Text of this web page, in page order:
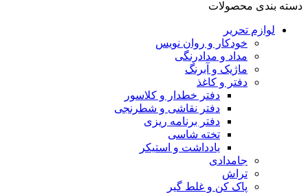
دسته بندی محصولات
لوازم تحریر
خودکار و روان نویس
مداد و مدادرنگی
ماژیک و آبرنگ
دفتر و کاغذ
دفتر خطدار و کلاسور
دفتر نقاشی و شطرنجی
دفتر برنامه ریزی
تخته شاسی
یادداشت و استیکر
جامدادی
تراش
پاک کن و غلط گیر